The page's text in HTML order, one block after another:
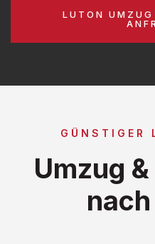
LUTON
GÜNSTIGER
Umzug